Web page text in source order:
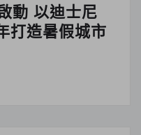
動 以迪士尼
打造暑假城市